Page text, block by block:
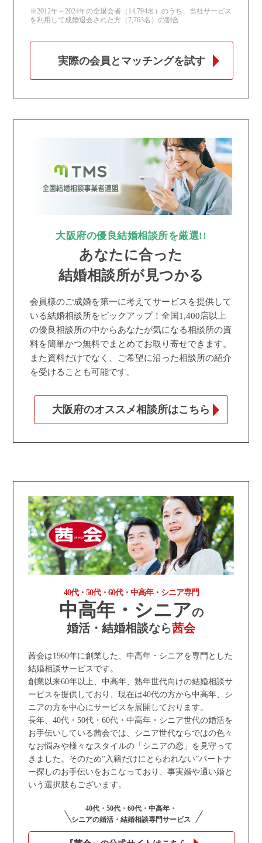
※2012年～2024年の全退会者（14,794名）のうち、当社サービス
を利用して成婚退会された方（7,763名）の割合
実際の会員とマッチングを試す
大阪府の優良結婚相談所を厳選!!
あなたに合った
結婚相談所が見つかる
会員様のご成婚を第一に考えてサービスを提供して
いる結婚相談所をピックアップ！全国1,400店以上
の優良相談所の中からあなたが気になる相談所の資
料を簡単かつ無料でまとめてお取り寄せできます。
また資料だけでなく、ご希望に沿った相談所の紹介
を受けることも可能です。
大阪府のオススメ相談所はこちら
40代・50代・60代・中高年・シニア専門
中高年・シニアの
婚活・結婚相談なら茜会
茜会は1960年に創業した、中高年・シニアを専門とした
結婚相談サービスです。
創業以来60年以上、中高年、熟年世代向けの結婚相談サ
ービスを提供しており、現在は40代の方から中高年、シ
ニアの方を中心にサービスを展開しております。
長年、40代・50代・60代・中高年・シニア世代の婚活を
お手伝いしている茜会では、シニア世代ならではの色々
なお悩みや様々なスタイルの「シニアの恋」を見守って
きました。そのため“入籍だけにとらわれない”パートナ
ー探しのお手伝いをおこなっており、事実婚や通い婚と
いう選択肢もございます。
40代・50代・60代・中高年・
シニアの婚活・結婚相談専門サービス